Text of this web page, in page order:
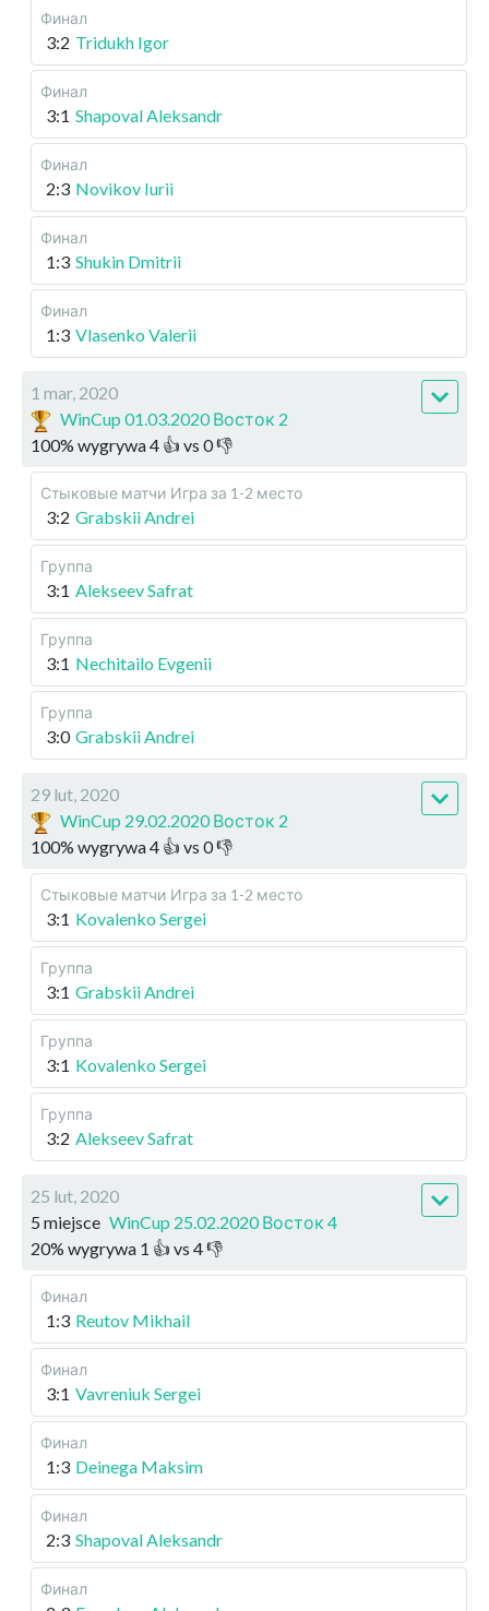
Финал
3:2 Tridukh Igor
Финал
3:1 Shapoval Aleksandr
Финал
2:3 Novikov Iurii
Финал
1:3 Shukin Dmitrii
Финал
1:3 Vlasenko Valerii
1 mar, 2020
WinCup 01.03.2020 Восток 2
100% wygrywa4 👍 vs 0👎
Стыковые матчи Игра за 1-2 место
3:2 Grabskii Andrei
Группа
3:1 Alekseev Safrat
Группа
3:1 Nechitailo Evgenii
Группа
3:0 Grabskii Andrei
29 lut, 2020
WinCup 29.02.2020 Восток 2
100% wygrywa4 👍 vs 0👎
Стыковые матчи Игра за 1-2 место
3:1 Kovalenko Sergei
Группа
3:1 Grabskii Andrei
Группа
3:1 Kovalenko Sergei
Группа
3:2 Alekseev Safrat
25 lut, 2020
5 miejsce WinCup 25.02.2020 Восток 4
20% wygrywa 1 👍 vs 4👎
Финал
1:3 Reutov Mikhail
Финал
3:1 Vavreniuk Sergei
Финал
1:3 Deinega Maksim
Финал
2:3 Shapoval Aleksandr
Финал